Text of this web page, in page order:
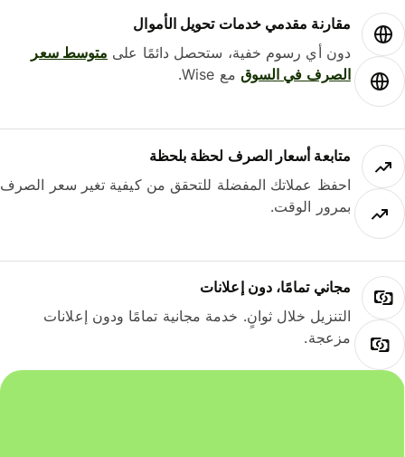
مقارنة مقدمي خدمات تحويل الأموال
دون أي رسوم خفية، ستحصل دائمًا علىمتوسط ​​سعر
الصرف في السوقمع Wise.
متابعة أسعار الصرف لحظة بلحظة
احفظ عملاتك المفضلة للتحقق من كيفية تغير سعر الصرف
بمرور الوقت.
مجاني تمامًا، دون إعلانات
التنزيل خلال ثوانٍ. خدمة مجانية تمامًا ودون إعلانات
مزعجة.